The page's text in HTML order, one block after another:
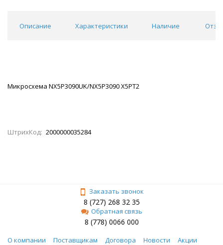
Описание Характеристики Наличие
Микросхема NX5P3090UK/NX5P3090 X5PT2
ШтрихКод: 2000000035284
Заказать звонок
8 (727) 268 32 35
Обратная связь
8 (778) 0066 000
О компании Поставщикам Договора Новости
Акции